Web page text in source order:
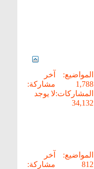
المواضيع:
1,788
المشاركات:
34,132
آخر
مشاركة:
لا يوجد
المواضيع:
812
آخر
مشاركة: